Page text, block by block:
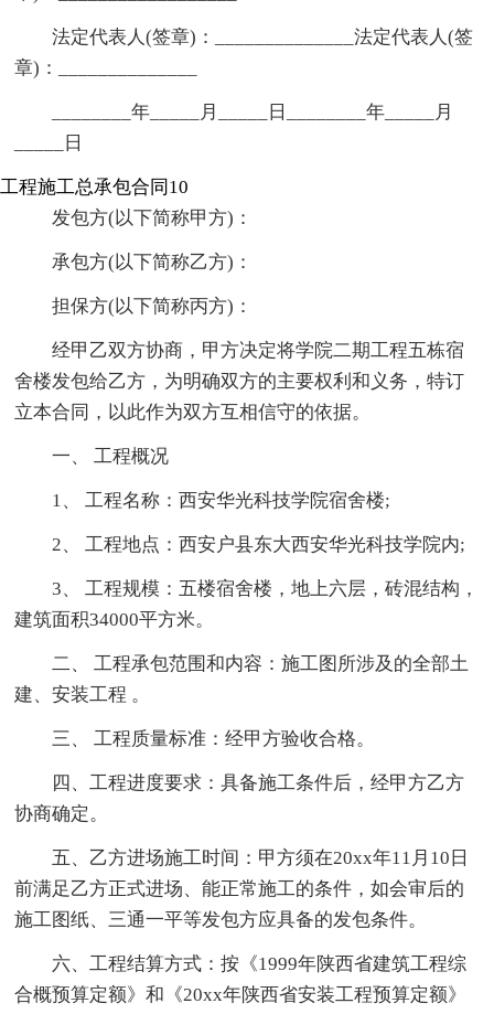
法定代表人(签章)：______________法定代表人(签
章)：______________
________年_____月_____日________年_____月
_____日
工程施工总承包合同10
发包方(以下简称甲方)：
承包方(以下简称乙方)：
担保方(以下简称丙方)：
经甲乙双方协商，甲方决定将学院二期工程五栋宿
舍楼发包给乙方，为明确双方的主要权利和义务，特订
立本合同，以此作为双方互相信守的依据。
一、 工程概况
1、 工程名称：西安华光科技学院宿舍楼;
2、 工程地点：西安户县东大西安华光科技学院内;
3、 工程规模：五楼宿舍楼，地上六层，砖混结构，
建筑面积34000平方米。
二、 工程承包范围和内容：施工图所涉及的全部土
建、安装工程 。
三、 工程质量标准：经甲方验收合格。
四、工程进度要求：具备施工条件后，经甲方乙方
协商确定。
五、乙方进场施工时间：甲方须在20xx年11月10日
前满足乙方正式进场、能正常施工的条件，如会审后的
施工图纸、三通一平等发包方应具备的发包条件。
六、工程结算方式：按《1999年陕西省建筑工程综
合概预算定额》和《20xx年陕西省安装工程预算定额》